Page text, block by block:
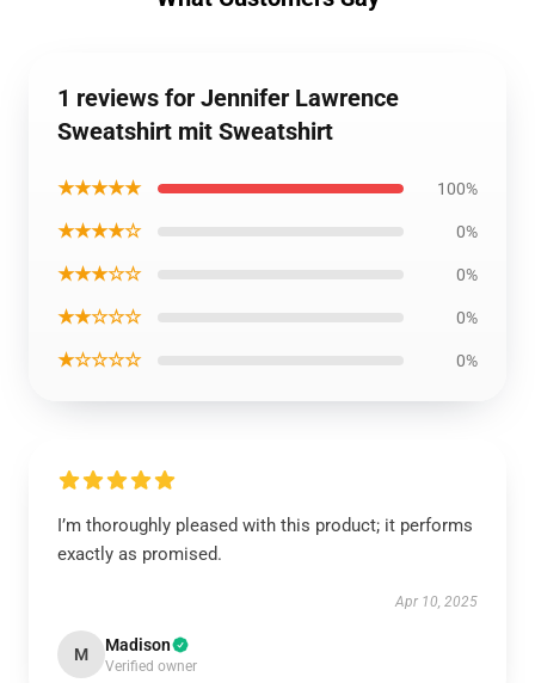
1 reviews for Jennifer Lawrence
Sweatshirt mit Sweatshirt
★★★★★ 100%
★★★★☆ 0%
★★★☆☆ 0%
★★☆☆☆ 0%
★☆☆☆☆ 0%
I’m thoroughly pleased with this product; it performs
exactly as promised.
Apr 10, 2025
M Madison
Verified owner